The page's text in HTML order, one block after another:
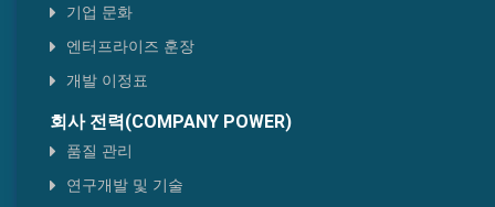
티아졸형
기업 문화
엔터프라이즈 훈장
개발 이정표
회사 전력(COMPANY POWER)
품질 관리
연구개발 및 기술